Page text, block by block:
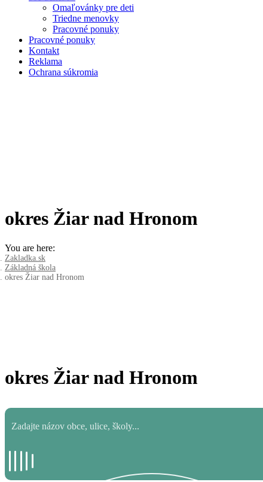
Omaľovánky pre deti
Triedne menovky
Pracovné ponuky
Pracovné ponuky
Kontakt
Reklama
Ochrana súkromia
okres Žiar nad Hronom
You are here:
Zakladka.sk
Základná škola
okres Žiar nad Hronom
okres Žiar nad Hronom